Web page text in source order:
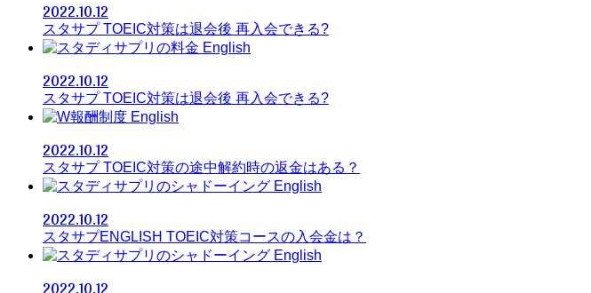
2022.10.12
スタサプ TOEIC対策は退会後 再入会できる?
English
2022.10.12
スタサプ TOEIC対策は退会後 再入会できる?
English
2022.10.12
スタサプ TOEIC対策の途中解約時の返金はある？
English
2022.10.12
スタサプENGLISH TOEIC対策コースの入会金は？
English
2022.10.12